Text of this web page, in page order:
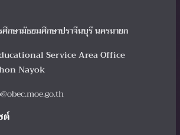
กษามัธยมศึกษาปราจีนบุรี นครนายก
Service Area Office
Nayok
ต์